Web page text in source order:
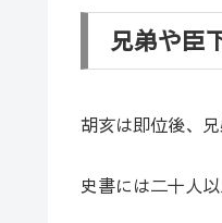
兄弟や臣
胡亥は即位後、
史書には二十人